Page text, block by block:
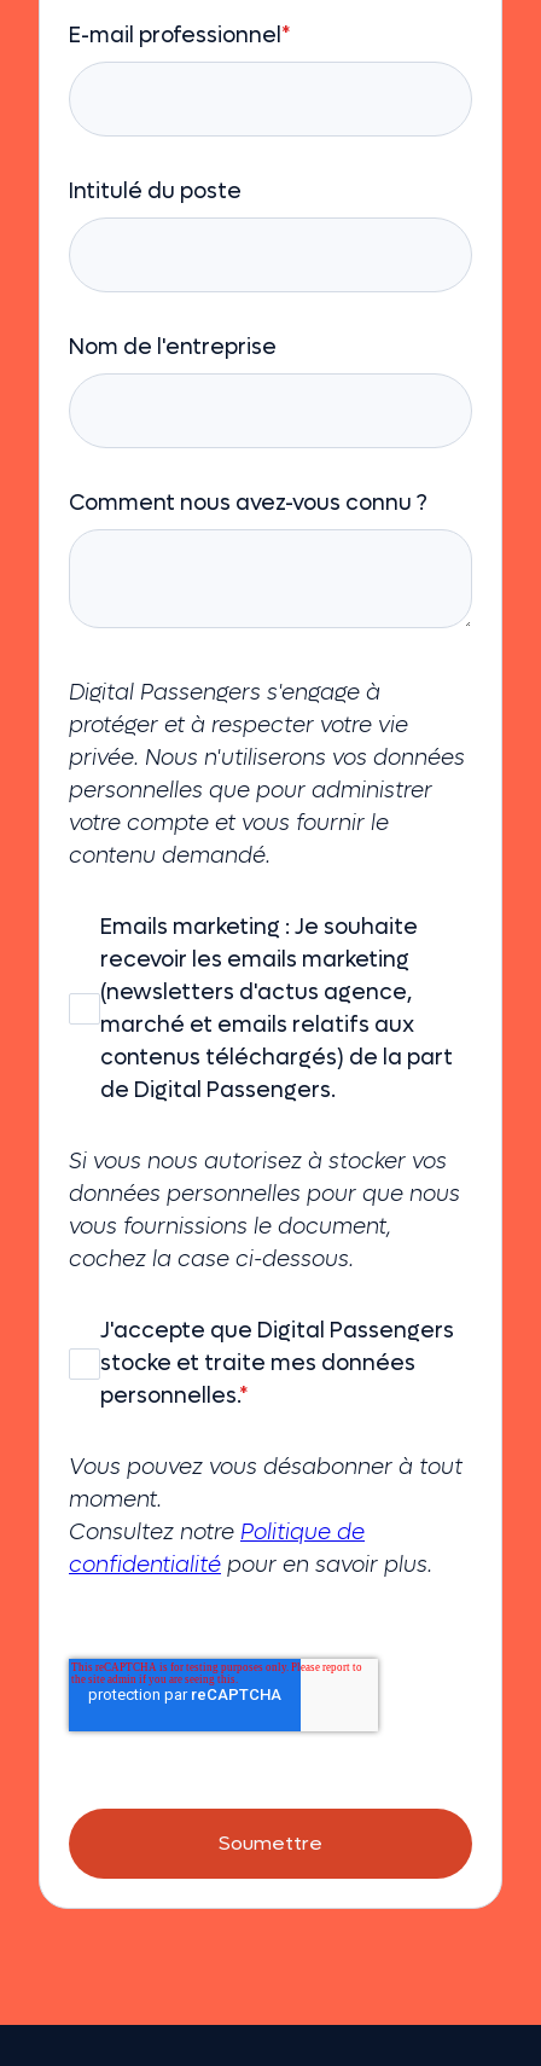
E-mail professionnel*
Intitulé du poste
Nom de l'entreprise
Comment nous avez-vous connu ?
Digital Passengers s'engage à
protéger et à respecter votre vie
privée. Nous n'utiliserons vos données
personnelles que pour administrer
votre compte et vous fournir le
contenu demandé.
Emails marketing : Je souhaite
recevoir les emails marketing
(newsletters d'actus agence,
marché et emails relatifs aux
contenus téléchargés) de la part
de Digital Passengers.
Si vous nous autorisez à stocker vos
données personnelles pour que nous
vous fournissions le document,
cochez la case ci-dessous.
J'accepte que Digital Passengers
stocke et traite mes données
personnelles.*
Vous pouvez vous désabonner à tout
moment.
Consultez notre Politique de
confidentialité pour en savoir plus.
Soumettre